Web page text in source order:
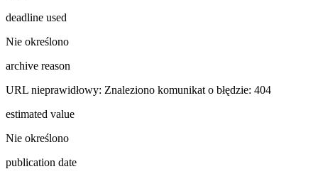
deadline used
Nie określono
archive reason
URL nieprawidłowy: Znaleziono komunikat o błędzie: 404
estimated value
Nie określono
publication date